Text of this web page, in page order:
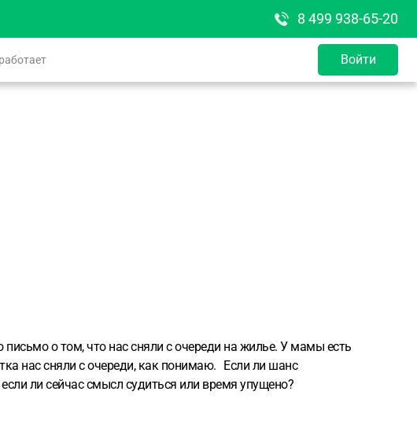
8 499 938-65-20
Войти
о том, что нас сняли с очереди на жилье. У мамы есть
нас сняли с очереди, как понимаю. Если ли шанс
ли сейчас смысл судиться или время упущено?